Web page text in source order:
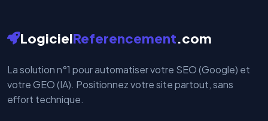
LogicielReferencement.com
La solution n°1 pour automatiser votre SEO (Google) et
votre GEO (IA). Positionnez votre site partout, sans
effort technique.